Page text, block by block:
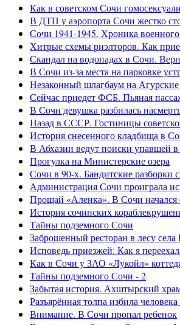
Как в советском Сочи
В ДТП у аэропорта Сочи жестко
Сочи 1941-1945. Хроника
Хитрые схемы риэлторов. Как
Скандал на водопадах в Сочи.
В Сочи из-за места на парковке
Незаконный шлагбаум на
Сейчас приедет ФСБ. Пьяная
В Сочи девушка разбилась
Назад в СССР. Гостиницы
История снесенного кладбища в
В Абхазии ведут поиски упавшей в
Прогулка на Министерские озера
Сочи в 90-х. Бандитские разборки
Администрация Сочи проиграла
Прощай «Аленка». В Сочи начался
История сочинских
Тайны подземного Сочи
Заброшенный ресторан в лесу села
Исповедь приезжей: Как я
Как в Сочи у ЗАО «Лукойл»
Тайны подземного Сочи - 2
Забытая история. Ахштырский
Разъярённая толпа избила
Внимание. В Сочи пропал ребенок